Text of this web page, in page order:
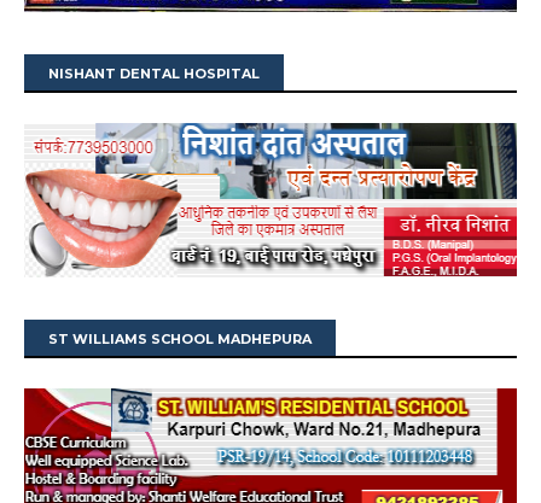
NISHANT DENTAL HOSPITAL
ST WILLIAMS SCHOOL MADHEPURA